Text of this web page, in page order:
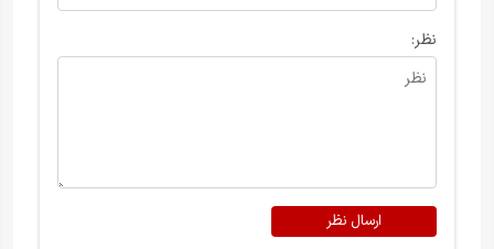
نظر:
ارسال نظر